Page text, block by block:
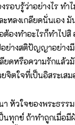
อบรู้ว่าอย่างไร ทำ
ลงเกลียดนั่นเอง มั
องทำอะไรก็ทำไปสิ
ย่างสติปัญญาอย่างมี
ยดหรือความรักแล้ว
จิตใจที่เป็นอิสระเสม
า หัวใจของพระธร
ทุกข์ ถ้าทำถูกเมื่อมี